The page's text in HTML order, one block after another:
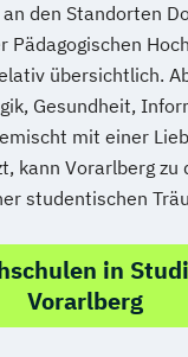
den Standorten
Pädagogischen
übersichtlich.
Gesundheit,
mit einer
kann Vorarlberg zu
studentischen
in
Vorarlberg